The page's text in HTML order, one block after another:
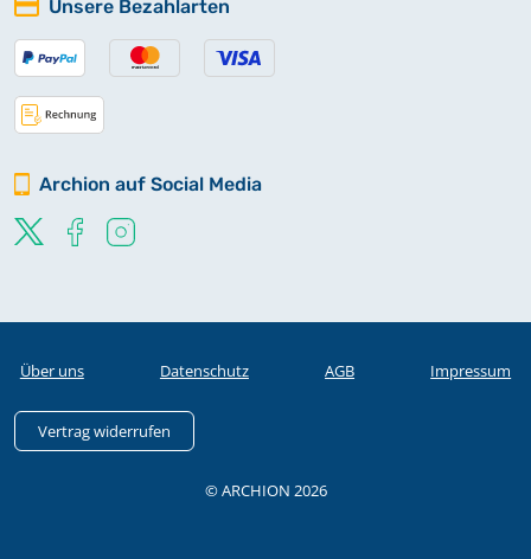
Unsere Bezahlarten
Archion auf Social Media
Über uns Datenschutz AGB Impressum
Vertrag widerrufen
© ARCHION 2026